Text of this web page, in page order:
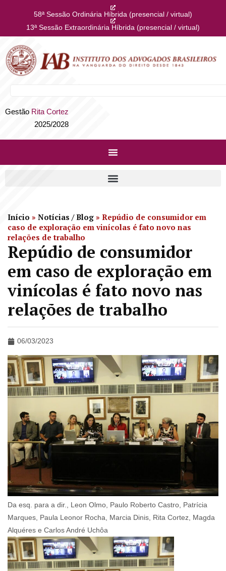
58ª Sessão Ordinária Híbrida (presencial / virtual)
13ª Sessão Extraordinária Híbrida (presencial / virtual)
Gestão Rita Cortez
2025/2028
Início » Notícias / Blog » Repúdio de consumidor em
caso de exploração em vinícolas é fato novo nas
relações de trabalho
Repúdio de consumidor
em caso de exploração em
vinícolas é fato novo nas
relações de trabalho
06/03/2023
Da esq. para a dir., Leon Olmo, Paulo Roberto Castro, Patrícia
Marques, Paula Leonor Rocha, Marcia Dinis, Rita Cortez, Magda
Alquéres e Carlos André Uchôa